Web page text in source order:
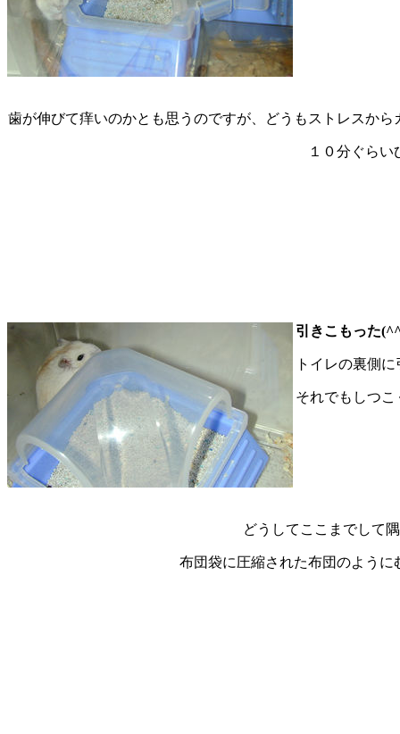
歯が伸びて痒いのかとも思うのですが、どうもストレスか
１０分ぐら
引きこもった
トイレの裏側
それでもしつ
どうしてここまでして
布団袋に圧縮された布団のよう